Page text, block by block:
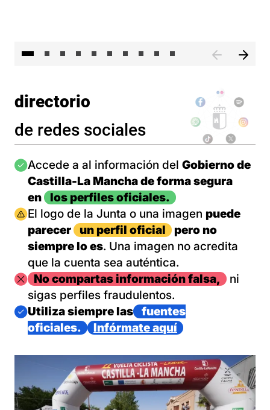
directorio
de redes sociales
Imagen
Accede a al información del Gobierno de
Castilla-La Mancha de forma segura
en
los perfiles oficiales.
Imagen
El logo de la Junta o una imagen puede
parecer
un perfil oficial
pero no
siempre lo es. Una imagen no acredita
que la cuenta sea auténtica.
ImagenNo compartas información falsa,
ni
sigas perfiles fraudulentos.
Imagen
Utiliza siempre las
fuentes
oficiales.
Infórmate aquí